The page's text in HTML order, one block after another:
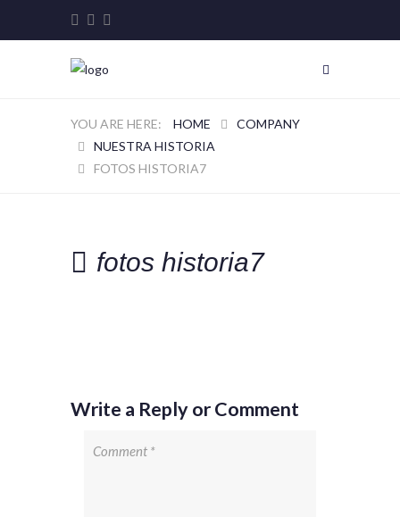
HOME
COMPANY
NUESTRA HISTORIA
FOTOS HISTORIA7
fotos historia7
Write a Reply or Comment